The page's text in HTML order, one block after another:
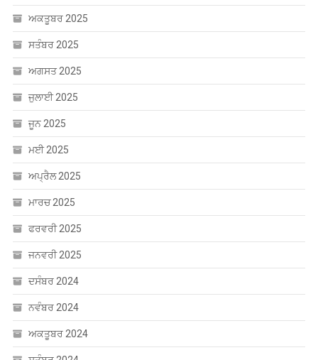
ਅਕਤੂਬਰ 2025
ਸਤੰਬਰ 2025
ਅਗਸਤ 2025
ਜੁਲਾਈ 2025
ਜੂਨ 2025
ਮਈ 2025
ਅਪ੍ਰੈਲ 2025
ਮਾਰਚ 2025
ਫਰਵਰੀ 2025
ਜਨਵਰੀ 2025
ਦਸੰਬਰ 2024
ਨਵੰਬਰ 2024
ਅਕਤੂਬਰ 2024
ਸਤੰਬਰ 2024